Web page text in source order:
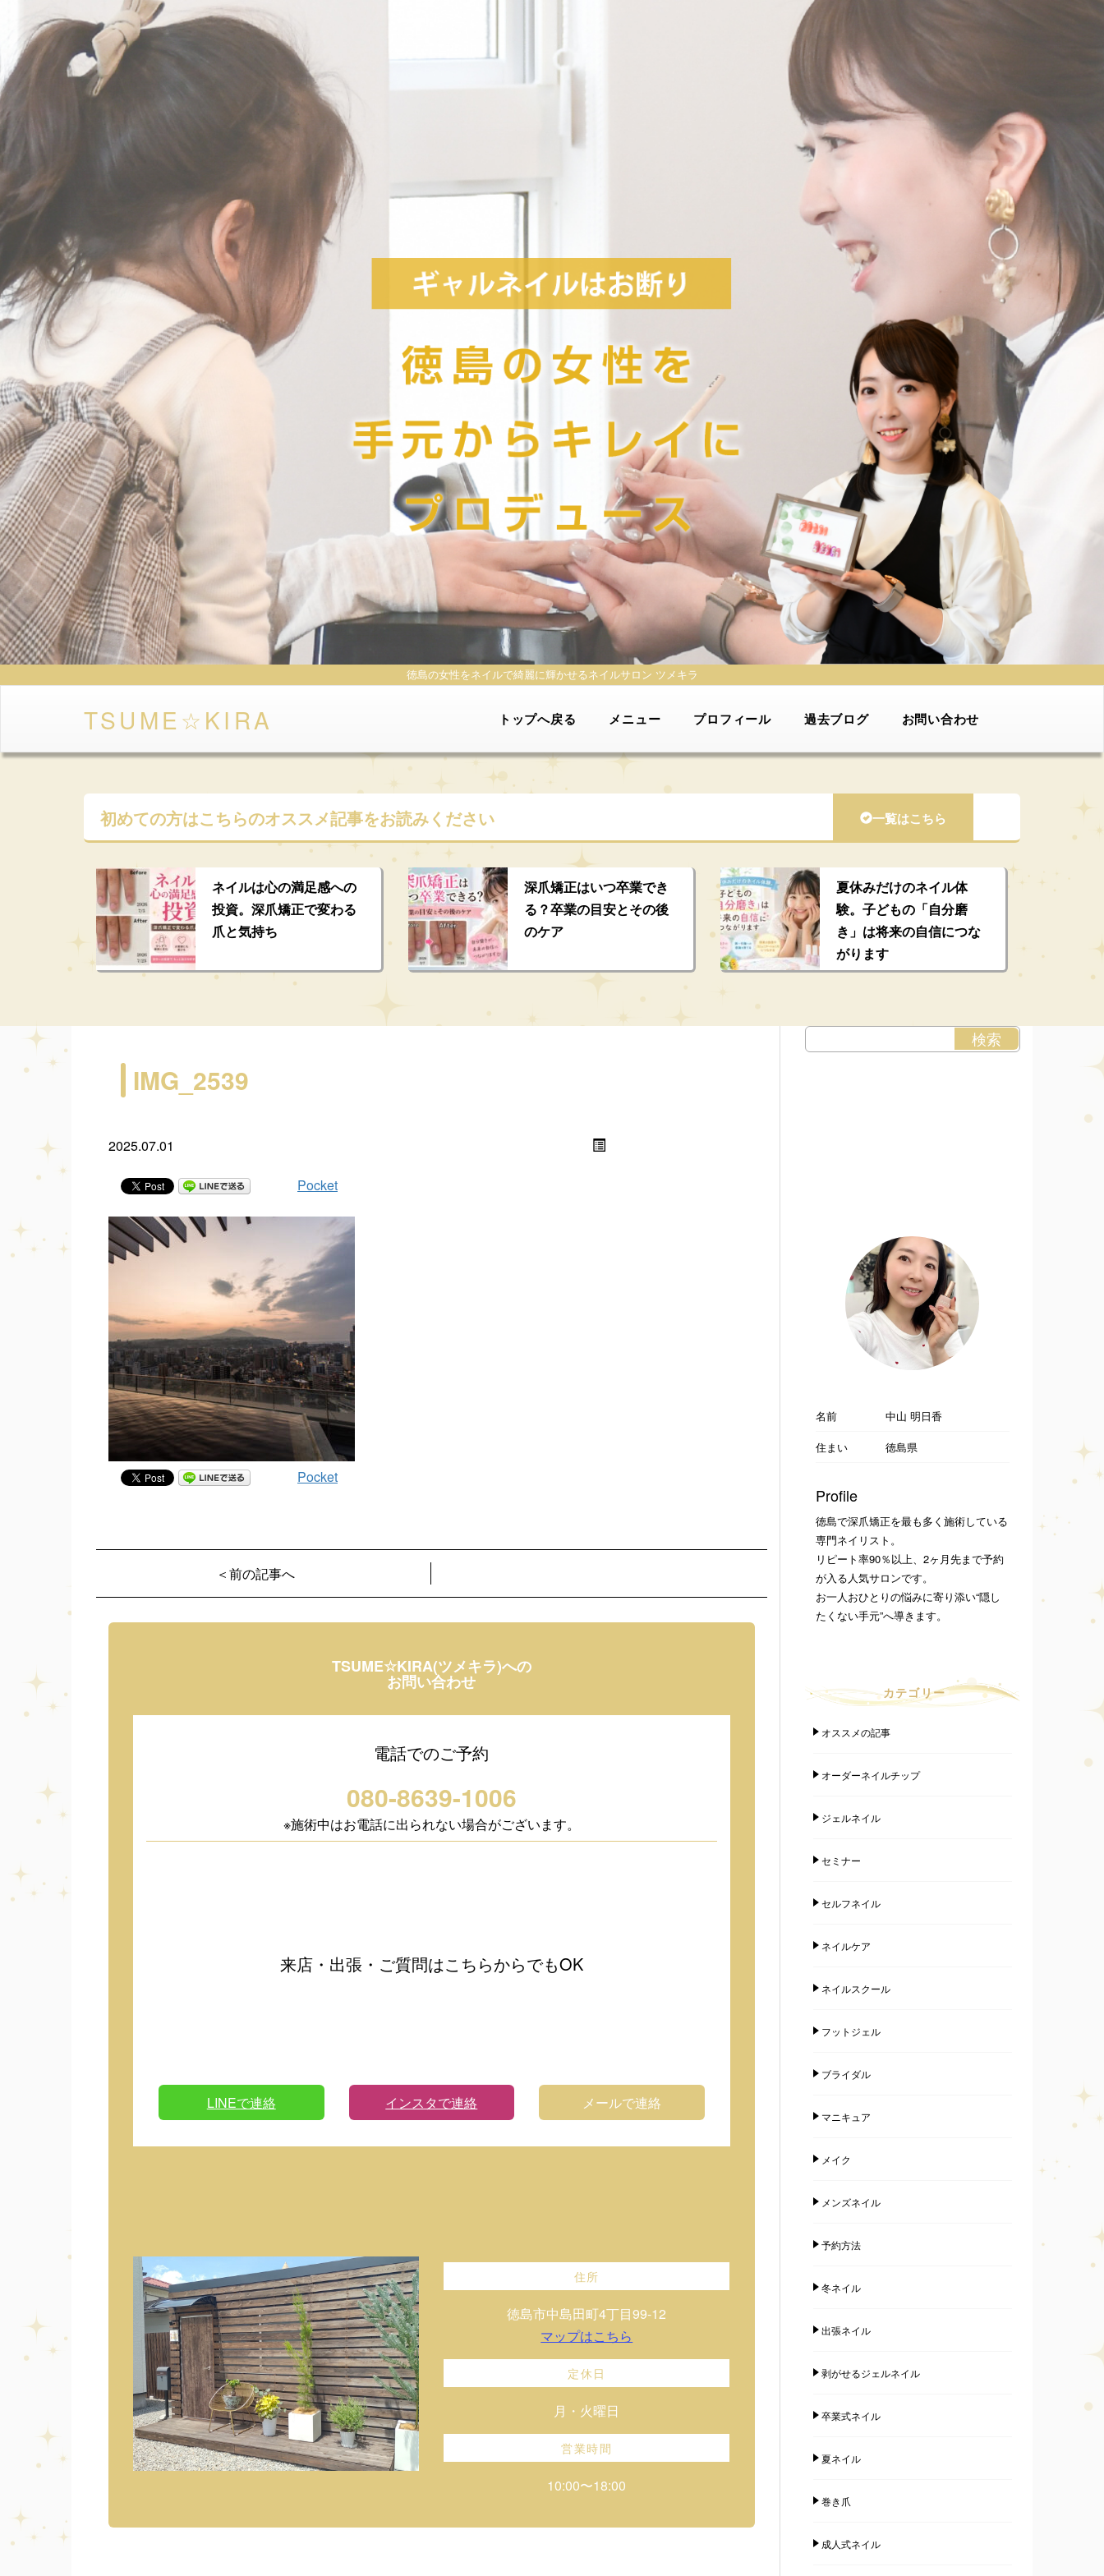
徳島の女性をネイルで綺麗に輝かせるネイルサロン ツメキラ
TSUME☆KIRA トップへ戻る メニュー プロフィール 過去ブログ お問い合わせ
初めての方はこちらのオススメ記事をお読みください 一覧はこちら
ネイルは心の満足感への
投資。深爪矯正で変わる
爪と気持ち
深爪矯正はいつ卒業でき
る？卒業の目安とその後
のケア
夏休みだけのネイル体
験。子どもの「自分磨
き」は将来の自信につな
がります
IMG_2539
2025.07.01
Pocket
Pocket
＜前の記事へ
TSUME☆KIRA(ツメキラ)への
お問い合わせ
電話でのご予約
080-8639-1006
※施術中はお電話に出られない場合がございます。
来店・出張・ご質問はこちらからでもOK
LINEで連絡 インスタで連絡 メールで連絡
住所
徳島市中島田町4丁目99-12
マップはこちら
定休日
月・火曜日
営業時間
10:00〜18:00
名前
中山 明日香
住まい
徳島県
Profile
徳島で深爪矯正を最も多く施術している
専門ネイリスト。
リピート率90％以上、2ヶ月先まで予約
が入る人気サロンです。
お一人おひとりの悩みに寄り添い“隠し
たくない手元”へ導きます。
カテゴリー
オススメの記事
オーダーネイルチップ
ジェルネイル
セミナー
セルフネイル
ネイルケア
ネイルスクール
フットジェル
ブライダル
マニキュア
メイク
メンズネイル
予約方法
冬ネイル
出張ネイル
剥がせるジェルネイル
卒業式ネイル
夏ネイル
巻き爪
成人式ネイル